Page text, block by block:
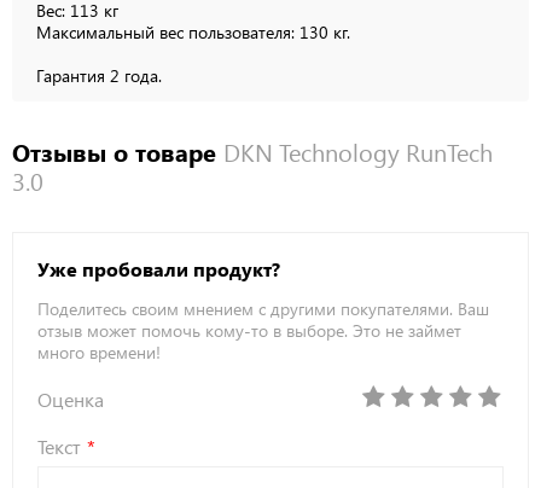
Вес: 113 кг
Максимальный вес пользователя: 130 кг.
Гарантия 2 года.
Отзывы о товаре DKN Technology RunTech
3.0
Уже пробовали продукт?
Поделитесь своим мнением с другими покупателями. Ваш
отзыв может помочь кому-то в выборе. Это не займет
много времени!
Оценка
Текст